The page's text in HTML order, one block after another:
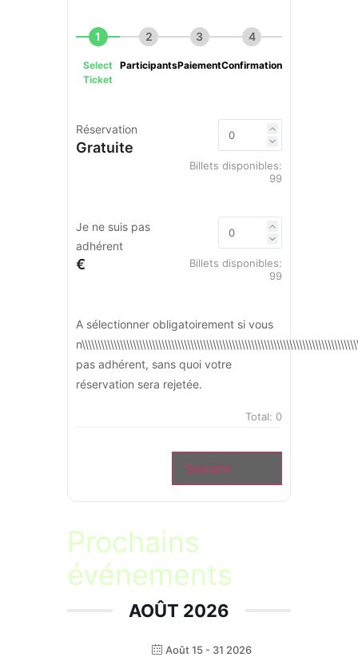
1
Select
Ticket
2
Participants
3
Paiement
4
Confirmation
Réservation
Gratuite
Billets disponibles:
99
Je ne suis pas
adhérent
€
Billets disponibles:
99
A sélectionner obligatoirement si vous
pas adhérent, sans quoi votre
réservation sera rejetée.
Total: 0
Suivant
Prochains
événements
AOÛT 2026
Août 15 - 31 2026